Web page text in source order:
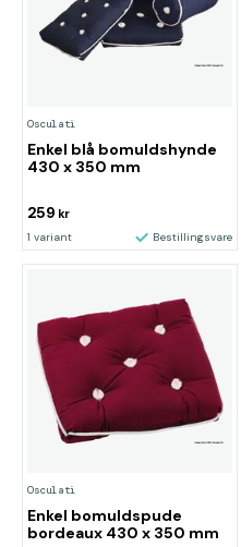
Osculati
Enkel blå bomuldshynde
430 x 350 mm
259 kr
1 variant Bestillingsvare
Osculati
Enkel bomuldspude
bordeaux 430 x 350 mm